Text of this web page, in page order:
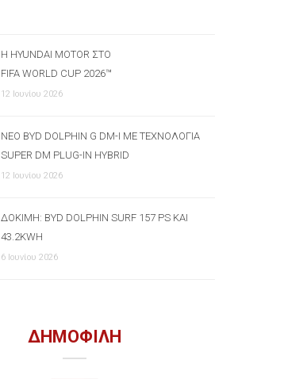
Η HYUNDAI MOTOR ΣΤΟ
FIFA WORLD CUP 2026™
12 Ιουνίου 2026
ΝΈΟ BYD DOLPHIN G DM-I ΜΕ ΤΕΧΝΟΛΟΓΊΑ
SUPER DM PLUG-IN HYBRID
12 Ιουνίου 2026
ΔΟΚΙΜΉ: BYD DOLPHIN SURF 157 PS ΚΑΙ
43.2KWH
6 Ιουνίου 2026
ΔΗΜΟΦΙΛΗ